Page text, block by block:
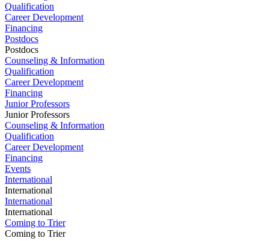
Qualification
Career Development
Financing
Postdocs
Postdocs
Counseling & Information
Qualification
Career Development
Financing
Junior Professors
Junior Professors
Counseling & Information
Qualification
Career Development
Financing
Events
International
International
International
International
Coming to Trier
Coming to Trier